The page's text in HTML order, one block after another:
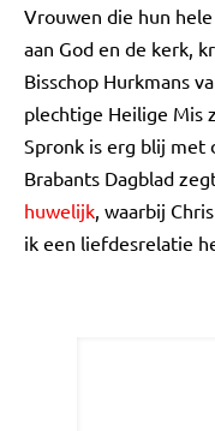
Vrouwen die hun
aan God en de kerk,
Bisschop Hurkmans
plechtige Heilige Mis
Spronk is erg blij met
Brabants Dagblad
huwelijk, waarbij
ik een liefdesrelatie